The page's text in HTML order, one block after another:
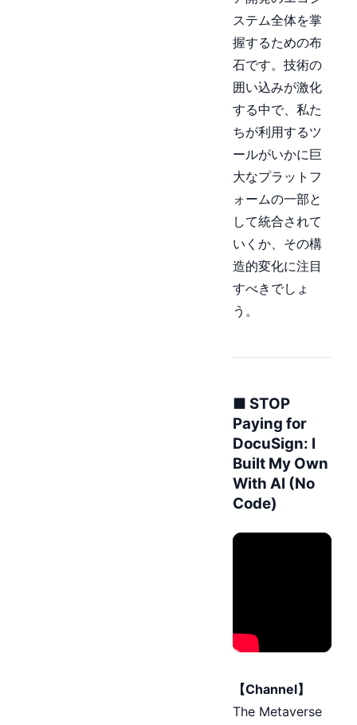
ステム全体を掌
握するための布
石です。技術の
囲い込みが激化
する中で、私た
ちが利用するツ
ールがいかに巨
大なプラットフ
ォームの一部と
して統合されて
いくか、その構
造的変化に注目
すべきでしょ
う。
■ STOP
Paying for
DocuSign: I
Built My Own
With AI (No
Code)
【Channel】
The Metaverse